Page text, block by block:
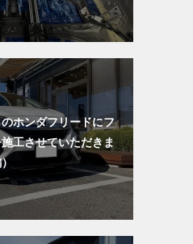
ホンダフリードにフ
工させていただきま